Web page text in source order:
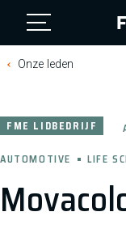
Onze leden
FME LIDBEDRIJF
AUTOMOTIVE
LIFE